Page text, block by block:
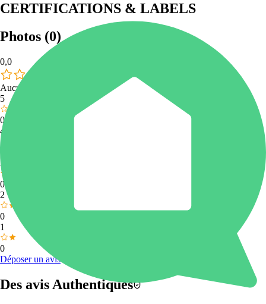
CERTIFICATIONS & LABELS
Photos (0)
0,0
Aucun avis contrôlé
5
0
4
3
0
2
0
1
0
Déposer un avis
Des avis Authentiques